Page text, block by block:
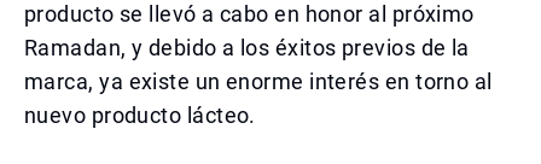
producto se llevó a cabo en honor al próximo
Ramadan, y debido a los éxitos previos de la
marca, ya existe un enorme interés en torno al
nuevo producto lácteo.